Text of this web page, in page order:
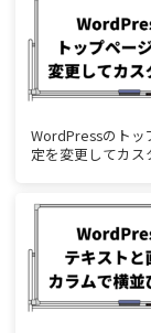
WordPressのトッ
定を変更してカス